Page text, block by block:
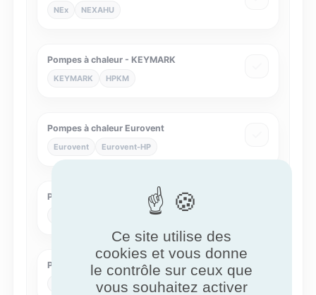
NEx NEXAHU
Pompes à chaleur - KEYMARK
KEYMARK HPKM
Pompes à chaleur Eurovent
Eurovent Eurovent-HP
Pompes à chaleur MCS
Pompes à chaleur NF
NF414
Ce site utilise des
cookies et vous donne
le contrôle sur ceux que
vous souhaitez activer